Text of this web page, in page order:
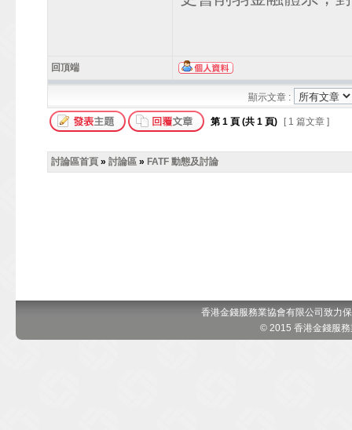
回頂端
顯示文章 :
第 1 頁 (共 1 頁) [ 1 篇文章 ]
討論區首頁 » 討論區 » FATF 動態及討論
香港金錢服務業協會有限公司致力
© 2015 香港金錢服